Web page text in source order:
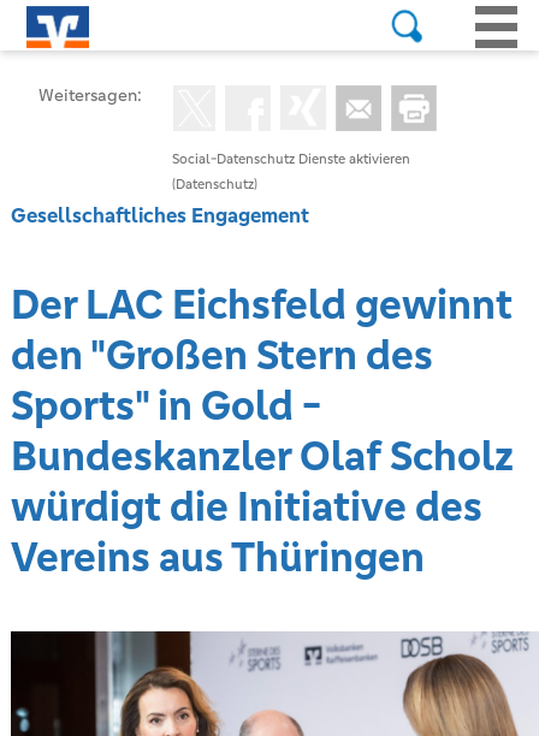
Social-Datenschutz Dienste aktivieren
(Datenschutz)
Weitersagen:
Gesellschaftliches Engagement
Der LAC Eichsfeld gewinnt
den "Großen Stern des
Sports" in Gold -
Bundeskanzler Olaf Scholz
würdigt die Initiative des
Vereins aus Thüringen